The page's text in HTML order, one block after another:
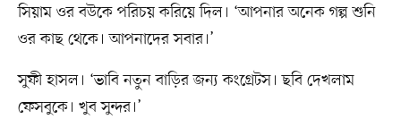
সিয়াম ওর বউকে পরিচয় করিয়ে দিল। ‘আপনার অনেক গল্প শুনি
ওর কাছ থেকে। আপনাদের সবার।’
সুফী হাসল। ‘ভাবি নতুন বাড়ির জন্য কংগ্রেটস। ছবি দেখলাম
ফেসবুকে। খুব সুন্দর।’